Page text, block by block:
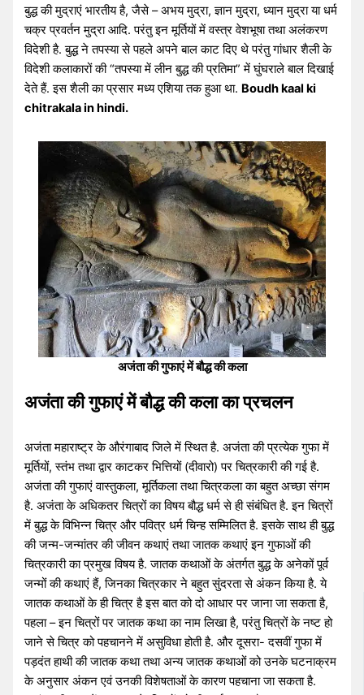
बुद्ध की मुद्राएं भारतीय है, जैसे – अभय मुद्रा, ज्ञान मुद्रा, ध्यान मुद्रा या धर्म
चक्र प्रवर्तन मुद्रा आदि. परंतु इन मूर्तियों में वस्त्र वेशभूषा तथा अलंकरण
विदेशी है. बुद्ध ने तपस्या से पहले अपने बाल काट दिए थे परंतु गांधार शैली के
विदेशी कलाकारों की “तपस्या में लीन बुद्ध की प्रतिमा” में घुंघराले बाल दिखाई
देते हैं. इस शैली का प्रसार मध्य एशिया तक हुआ था. Boudh kaal ki
chitrakala in hindi.
अजंता की गुफाएं में बौद्ध की कला
अजंता की गुफाएं में बौद्ध की कला का प्रचलन
अजंता महाराष्ट्र के औरंगाबाद जिले में स्थित है. अजंता की प्रत्येक गुफा में
मूर्तियों, स्तंभ तथा द्वार काटकर भित्तियों (दीवारो) पर चित्रकारी की गई है.
अजंता की गुफाएं वास्तुकला, मूर्तिकला तथा चित्रकला का बहुत अच्छा संगम
है. अजंता के अधिकतर चित्रों का विषय बौद्ध धर्म से ही संबंधित है. इन चित्रों
में बुद्ध के विभिन्न चित्र और पवित्र धर्म चिन्ह सम्मिलित है. इसके साथ ही बुद्ध
की जन्म-जन्मांतर की जीवन कथाएं तथा जातक कथाएं इन गुफाओं की
चित्रकारी का प्रमुख विषय है. जातक कथाओं के अंतर्गत बुद्ध के अनेकों पूर्व
जन्मों की कथाएं हैं, जिनका चित्रकार ने बहुत सुंदरता से अंकन किया है. ये
जातक कथाओं के ही चित्र है इस बात को दो आधार पर जाना जा सकता है,
पहला – इन चित्रों पर जातक कथा का नाम लिखा है, परंतु चित्रों के नष्ट हो
जाने से चित्र को पहचानने में असुविधा होती है. और दूसरा- दसवीं गुफा में
पड़दंत हाथी की जातक कथा तथा अन्य जातक कथाओं को उनके घटनाक्रम
के अनुसार अंकन एवं उनकी विशेषताओं के कारण पहचाना जा सकता है.